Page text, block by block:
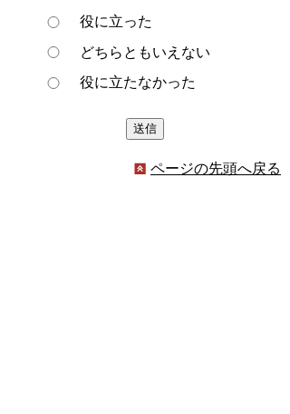
役に立った
どちらともいえない
役に立たなかった
ページの先頭へ戻る